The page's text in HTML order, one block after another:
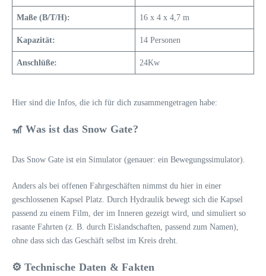
Maße (B/T/H): 16 x 4 x 4,7 m
Kapazität: 14 Personen
Anschlüße: 24Kw
Hier sind die Infos, die ich für dich zusammengetragen habe:
🎢 Was ist das Snow Gate?
Das Snow Gate ist ein Simulator (genauer: ein Bewegungssimulator).
Anders als bei offenen Fahrgeschäften nimmst du hier in einer
geschlossenen Kapsel Platz. Durch Hydraulik bewegt sich die Kapsel
passend zu einem Film, der im Inneren gezeigt wird, und simuliert so
rasante Fahrten (z. B. durch Eislandschaften, passend zum Namen),
ohne dass sich das Geschäft selbst im Kreis dreht.
⚙️ Technische Daten & Fakten